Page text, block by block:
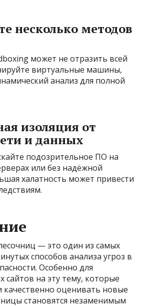
несколько методов
может не отразить всей
виртуальные машины,
анализ для полной
изоляция от
и данных
подозрительное ПО на
или без надёжной
халатность может привести
— это один из самых
способов анализа угроз в
Особенно для
на эту тему, которые
оценивать новые
становятся незаменимым